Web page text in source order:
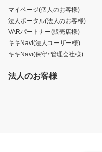
マイページ(個人のお客様)
法人ポータル(法人のお客様)
VARパートナー(販売店様)
キキNavi(法人ユーザー様)
キキNavi(保守・管理会社様)
法人のお客様